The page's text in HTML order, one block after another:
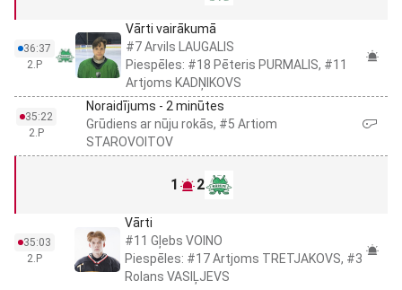
36:37
2.P
Vārti vairākumā
#7 Arvils LAUGALIS
Piespēles: #18 Pēteris PURMALIS, #11
Artjoms KADŅIKOVS
35:22
2.P
Noraidījums - 2 minūtes
Grūdiens ar nūju rokās, #5 Artiom
STAROVOITOV
1 2
35:03
2.P
Vārti
#11 Gļebs VOINO
Piespēles: #17 Artjoms TRETJAKOVS, #3
Rolans VASIĻJEVS